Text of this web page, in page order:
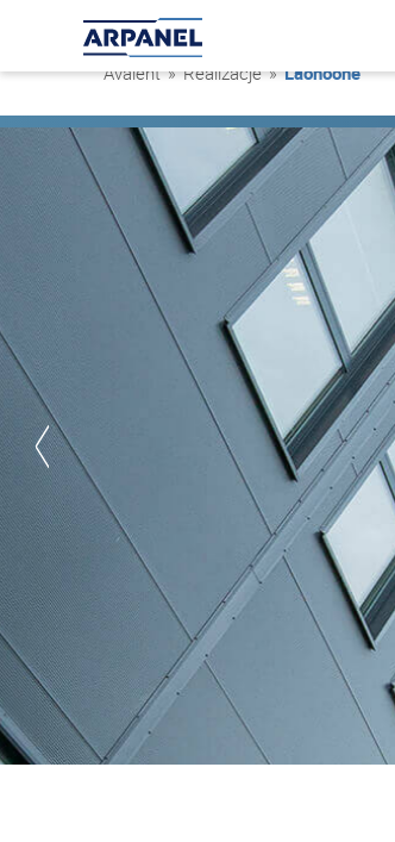
Avaleht » Realizacje »Laohoone